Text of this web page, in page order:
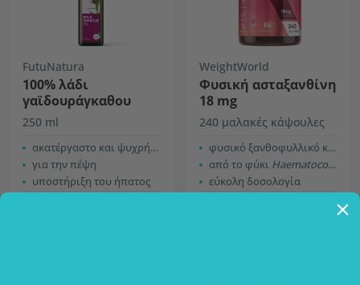
FutuNatura
100% λάδι
γαϊδουράγκαθου
250 ml
ακατέργαστο και ψυχρής έκθλιψης
για την πέψη
υποστήριξη του ήπατος
WeightWorld
Φυσική ασταξανθίνη
18 mg
240 μαλακές κάψουλες
φυσικό ξανθοφυλλικό καροτενοειδές
από το φύκι Haematococcus Pluvialis
εύκολη δοσολογία